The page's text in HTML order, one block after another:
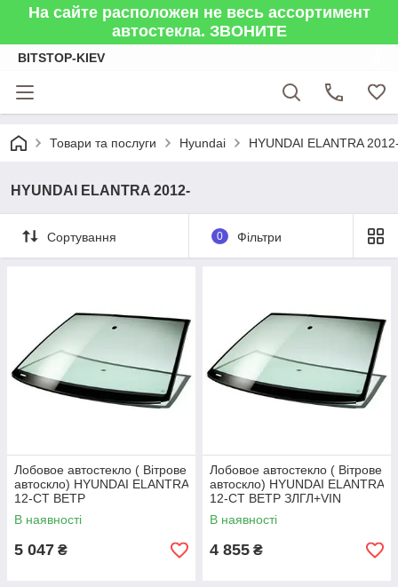
На сайте расположен не весь ассортимент
автостекла. ЗВОНИТЕ
BITSTOP-KIEV
Товари та послуги Hyundai HYUNDAI ELANTRA
HYUNDAI ELANTRA 2012-
Сортування 0 Фільтри
Лобовое автостекло ( Вітрове
автоскло) HYUNDAI ELANTRA
12-СТ ВЕТР
В наявності
5 047 ₴
Лобовое автостекло ( Вітрове
автоскло) HYUNDAI ELANTRA
12-СТ ВЕТР ЗЛГЛ+VIN
В наявності
4 855 ₴